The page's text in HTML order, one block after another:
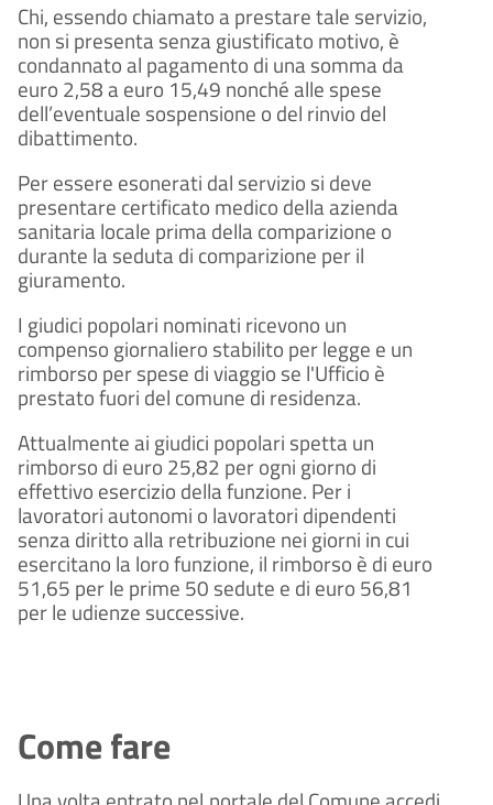
Chi, essendo chiamato a prestare tale servizio,
non si presenta senza giustificato motivo, è
condannato al pagamento di una somma da
euro 2,58 a euro 15,49 nonché alle spese
dell’eventuale sospensione o del rinvio del
dibattimento.
Per essere esonerati dal servizio si deve
presentare certificato medico della azienda
sanitaria locale prima della comparizione o
durante la seduta di comparizione per il
giuramento.
I giudici popolari nominati ricevono un
compenso giornaliero stabilito per legge e un
rimborso per spese di viaggio se l'Ufficio è
prestato fuori del comune di residenza.
Attualmente ai giudici popolari spetta un
rimborso di euro 25,82 per ogni giorno di
effettivo esercizio della funzione. Per i
lavoratori autonomi o lavoratori dipendenti
senza diritto alla retribuzione nei giorni in cui
esercitano la loro funzione, il rimborso è di euro
51,65 per le prime 50 sedute e di euro 56,81
per le udienze successive.
Come fare